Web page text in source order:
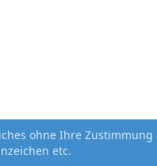
ohne Ihre
etc.